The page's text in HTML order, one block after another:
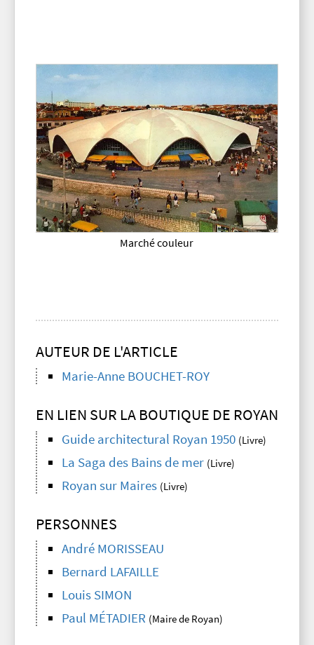
Marché couleur
AUTEUR DE L'ARTICLE
Marie-Anne BOUCHET-ROY
EN LIEN SUR LA BOUTIQUE DE ROYAN
Guide architectural Royan 1950 (Livre)
La Saga des Bains de mer (Livre)
Royan sur Maires (Livre)
PERSONNES
André MORISSEAU
Bernard LAFAILLE
Louis SIMON
Paul MÉTADIER (Maire de Royan)